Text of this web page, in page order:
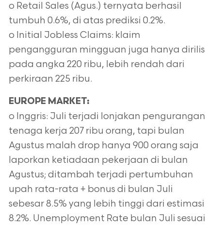
o Retail Sales (Agus.) ternyata berhasil
tumbuh 0.6%, di atas prediksi 0.2%.
o Initial Jobless Claims: klaim
pengangguran mingguan juga hanya dirilis
pada angka 220 ribu, lebih rendah dari
perkiraan 225 ribu.
EUROPE MARKET:
o Inggris: Juli terjadi lonjakan pengurangan
tenaga kerja 207 ribu orang, tapi bulan
Agustus malah drop hanya 900 orang saja
laporkan ketiadaan pekerjaan di bulan
Agustus; ditambah terjadi pertumbuhan
upah rata-rata + bonus di bulan Juli
sebesar 8.5% yang lebih tinggi dari estimasi
8.2%. Unemployment Rate bulan Juli sesuai